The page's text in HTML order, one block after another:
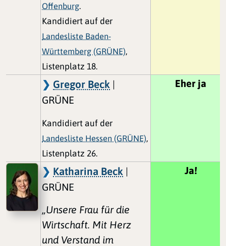
Offenburg.
Kandidiert auf der
Landesliste Baden-
Württemberg (GRÜNE),
Listenplatz 18.
Gregor Beck |
GRÜNE
Kandidiert auf der
Landesliste Hessen (GRÜNE),
Listenplatz 26.
Eher ja
Katharina Beck |
GRÜNE
„Unsere Frau für die
Wirtschaft. Mit Herz
und Verstand im
Ja!